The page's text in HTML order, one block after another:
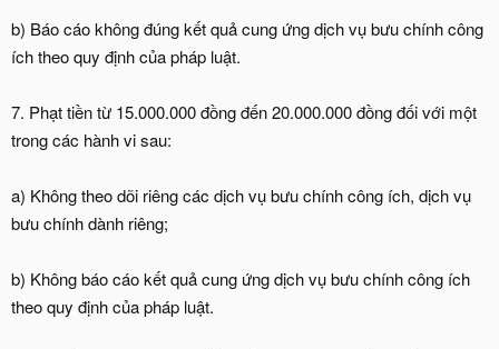
b) Báo cáo không đúng kết quả cung ứng dịch vụ bưu chính công
ích theo quy định của pháp luật.
7. Phạt tiền từ 15.000.000 đồng đến 20.000.000 đồng đối với một
trong các hành vi sau:
a) Không theo dõi riêng các dịch vụ bưu chính công ích, dịch vụ
bưu chính dành riêng;
b) Không báo cáo kết quả cung ứng dịch vụ bưu chính công ích
theo quy định của pháp luật.